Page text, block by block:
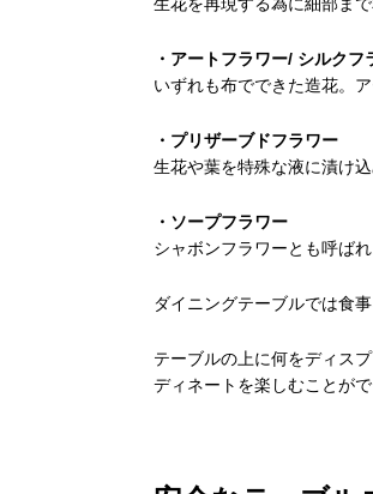
生花を再現する為に細部ま
・アートフラワー/ シルクフ
いずれも布でできた造花。
・プリザーブドフラワー
生花や葉を特殊な液に漬け
・ソープフラワー
シャボンフラワーとも呼ば
ダイニングテーブルでは食
テーブルの上に何をディス
ディネートを楽しむことがで